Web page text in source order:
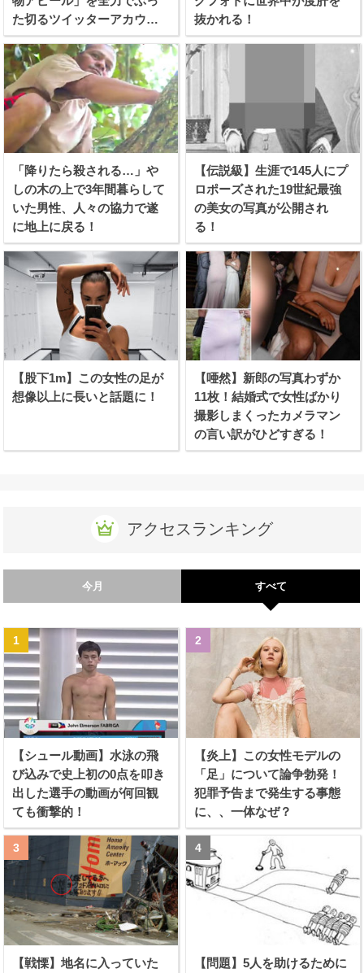
た切るツイッターアカウン
トが話題に！
抜かれる！
「降りたら殺される…」や
しの木の上で3年間暮らして
いた男性、人々の協力で遂
に地上に戻る！
【伝説級】生涯で145人にプ
ロポーズされた19世紀最強
の美女の写真が公開され
る！
【股下1m】この女性の足が
想像以上に長いと話題に！
【唖然】新郎の写真わずか
11枚！結婚式で女性ばかり
撮影しまくったカメラマン
の言い訳がひどすぎる！
アクセスランキング
今月 すべて
【シュール動画】水泳の飛
び込みで史上初の0点を叩き
出した選手の動画が何回観
ても衝撃的！
【炎上】この女性モデルの
「足」について論争勃発！
犯罪予告まで発生する事態
に、、一体なぜ？
【戦慄】地名に入っていた
【問題】5人を助けるために